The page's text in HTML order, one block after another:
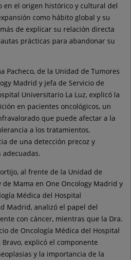
en el origen histórico y cultural del
como hábito global y su
de explicar su relación directa
prácticas para abandonar su
Pacheco, de la Unidad de Tumores
Madrid y jefa de Servicio de
Universitario La Luz, explicó la
en pacientes oncológicos, un
que puede afectar a la
a los tratamientos,
de una detección precoz y
al frente de la Unidad de
de Mama en One Oncology Madrid y
Médica del Hospital
Madrid, analizó el papel del
con cáncer, mientras que la Dra.
de Oncología Médica del Hospital
explicó el componente
y la importancia de la